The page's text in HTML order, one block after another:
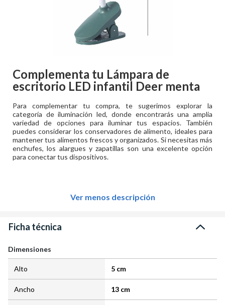
Complementa tu Lámpara de
escritorio LED infantil Deer menta
Para complementar tu compra, te sugerimos explorar la
categoría de iluminación led, donde encontrarás una amplia
variedad de opciones para iluminar tus espacios. También
puedes considerar los conservadores de alimento, ideales para
mantener tus alimentos frescos y organizados. Si necesitas más
enchufes, los alargues y zapatillas son una excelente opción
para conectar tus dispositivos.
Ver menos descripción
Ficha técnica
Dimensiones
Alto 5 cm
Ancho 13 cm